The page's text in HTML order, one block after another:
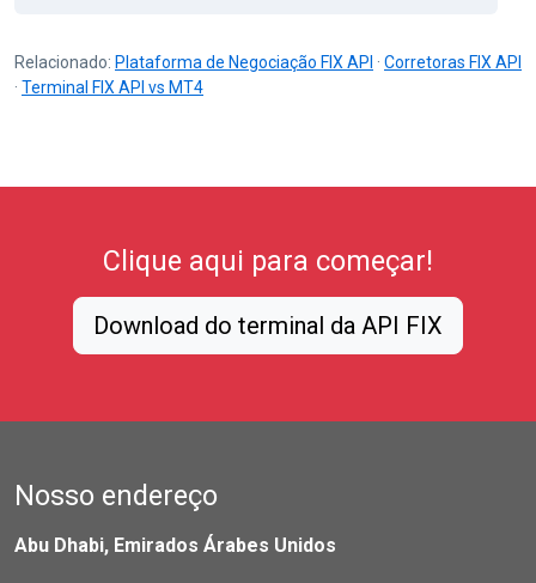
Relacionado: Plataforma de Negociação FIX API · Corretoras FIX API
· Terminal FIX API vs MT4
Clique aqui para começar!
Download do terminal da API FIX
Nosso endereço
Abu Dhabi, Emirados Árabes Unidos